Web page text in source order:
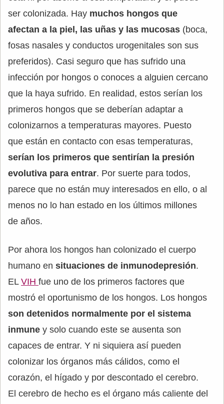
ser colonizada. Hay muchos hongos que
afectan a la piel, las uñas y las mucosas (boca,
fosas nasales y conductos urogenitales son sus
preferidos). Casi seguro que has sufrido una
infección por hongos o conoces a alguien cercano
que la haya sufrido. En realidad, estos serían los
primeros hongos que se deberían adaptar a
colonizarnos a temperaturas mayores. Puesto
que están en contacto con esas temperaturas,
serían los primeros que sentirían la presión
evolutiva para entrar. Por suerte para todos,
parece que no están muy interesados en ello, o al
menos no lo han estado en los últimos millones
de años.
Por ahora los hongos han colonizado el cuerpo
humano en situaciones de inmunodepresión.
EL VIH fue uno de los primeros factores que
mostró el oportunismo de los hongos. Los hongos
son detenidos normalmente por el sistema
inmune y solo cuando este se ausenta son
capaces de entrar. Y ni siquiera así pueden
colonizar los órganos más cálidos, como el
corazón, el hígado y por descontado el cerebro.
El cerebro de hecho es el órgano más caliente del